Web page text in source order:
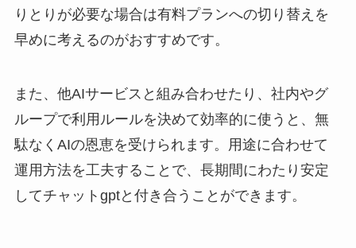
りとりが必要な場合は有料プランへの切り替えを
早めに考えるのがおすすめです。
また、他AIサービスと組み合わせたり、社内やグ
ループで利用ルールを決めて効率的に使うと、無
駄なくAIの恩恵を受けられます。用途に合わせて
運用方法を工夫することで、長期間にわたり安定
してチャットgptと付き合うことができます。